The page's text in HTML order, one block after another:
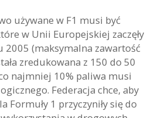
używane w F1 musi być
w Unii Europejskiej zaczęły
2005 (maksymalna zawartość
zredukowana z 150 do 50
najmniej 10% paliwa musi
Federacja chce, aby
Formuły 1 przyczyniły się do